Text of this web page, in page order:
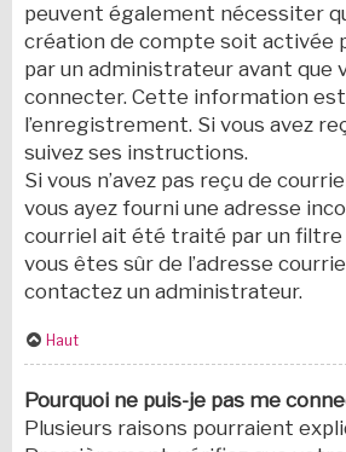
peuvent également nécessiter
création de compte soit activée
par un administrateur avant que
connecter. Cette information est
l’enregistrement. Si vous avez
suivez ses instructions.
Si vous n’avez pas reçu de
vous ayez fourni une adresse
courriel ait été traité par un filtre
vous êtes sûr de l’adresse
contactez un administrateur.
Haut
Pourquoi ne puis-je pas me
Plusieurs raisons pourraient